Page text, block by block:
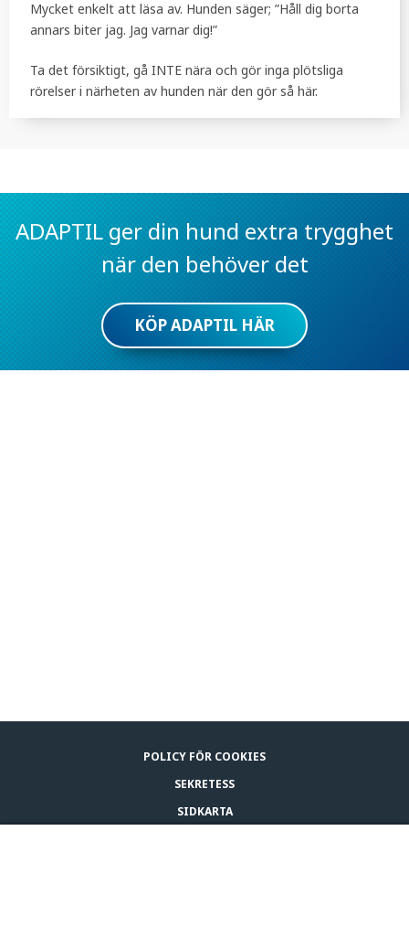
Mycket enkelt att läsa av. Hunden säger; ”Håll dig borta
annars biter jag. Jag varnar dig!”
Ta det försiktigt, gå INTE nära och gör inga plötsliga
rörelser i närheten av hunden när den gör så här.
ADAPTIL ger din hund extra trygghet
när den behöver det
KÖP ADAPTIL HÄR
POLICY FÖR COOKIES
SEKRETESS
SIDKARTA